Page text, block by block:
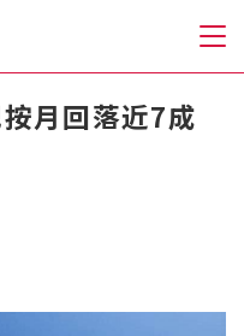
月回落近7成